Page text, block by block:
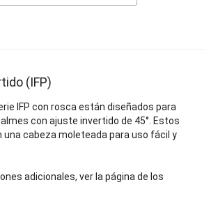
(IFP)
IFP con rosca están diseñados para
con ajuste invertido de 45°. Estos
una cabeza moleteada para uso fácil y
adicionales, ver la página de los